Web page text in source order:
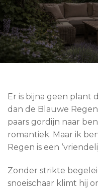
Er is bijna geen plant
dan de Blauwe
paars gordijn naar
romantiek. Maar ik
Regen is een
Zonder strikte
snoeischaar klimt hij